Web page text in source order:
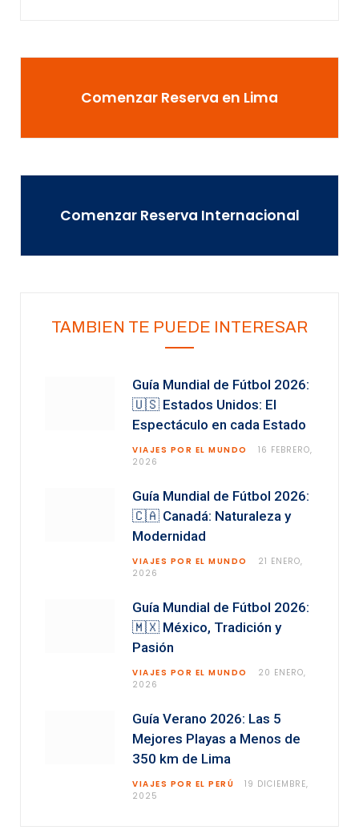
Comenzar Reserva en Lima
Comenzar Reserva Internacional
TAMBIEN TE PUEDE INTERESAR
Guía Mundial de Fútbol 2026:
🇺🇸 Estados Unidos: El
Espectáculo en cada Estado
VIAJES POR EL MUNDO
16 FEBRERO,
2026
Guía Mundial de Fútbol 2026:
🇨🇦 Canadá: Naturaleza y
Modernidad
VIAJES POR EL MUNDO
21 ENERO,
2026
Guía Mundial de Fútbol 2026:
🇲🇽 México, Tradición y
Pasión
VIAJES POR EL MUNDO
20 ENERO,
2026
Guía Verano 2026: Las 5
Mejores Playas a Menos de
350 km de Lima
VIAJES POR EL PERÚ
19 DICIEMBRE,
2025